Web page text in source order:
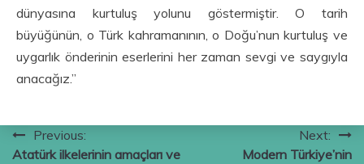
dünyasına kurtuluş yolunu göstermiştir. O tarih
büyüğünün, o Türk kahramanının, o Doğu’nun kurtuluş ve
uygarlık önderinin eserlerini her zaman sevgi ve saygıyla
anacağız.”
YazıPrevious:
Atatürk ilkelerinin amaçları ve
Next:
Modern Türkiye’nin